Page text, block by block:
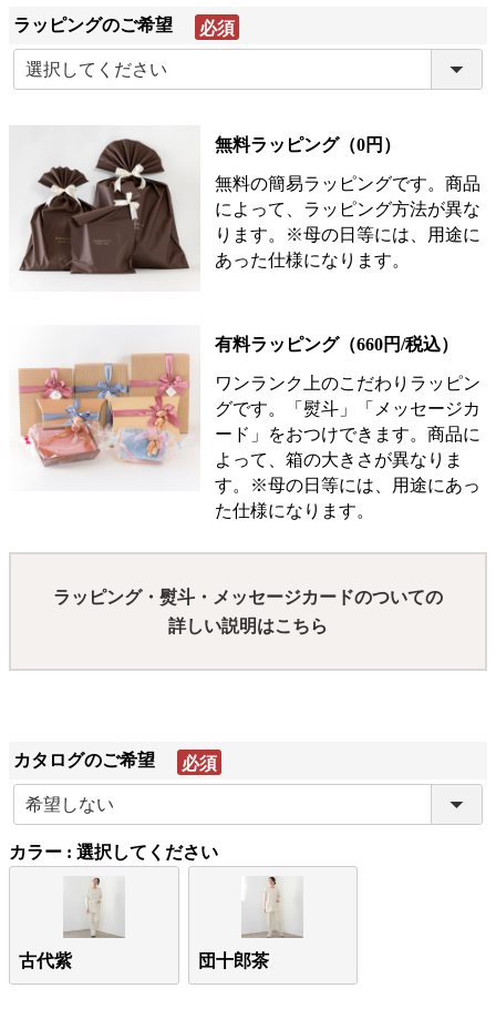
ラッピングのご希望
(必
須)
無料ラッピング（0円）
無料の簡易ラッピングです。商品
によって、ラッピング方法が異な
ります。※母の日等には、用途に
あった仕様になります。
有料ラッピング（660円/税込）
ワンランク上のこだわりラッピン
グです。「熨斗」「メッセージカ
ード」をおつけできます。商品に
よって、箱の大きさが異なりま
す。※母の日等には、用途にあっ
た仕様になります。
ラッピング・熨斗・メッセージカードのついての
詳しい説明はこちら
カタログのご希望
(必
須)
カラー 選択してください
古代紫 団十郎茶